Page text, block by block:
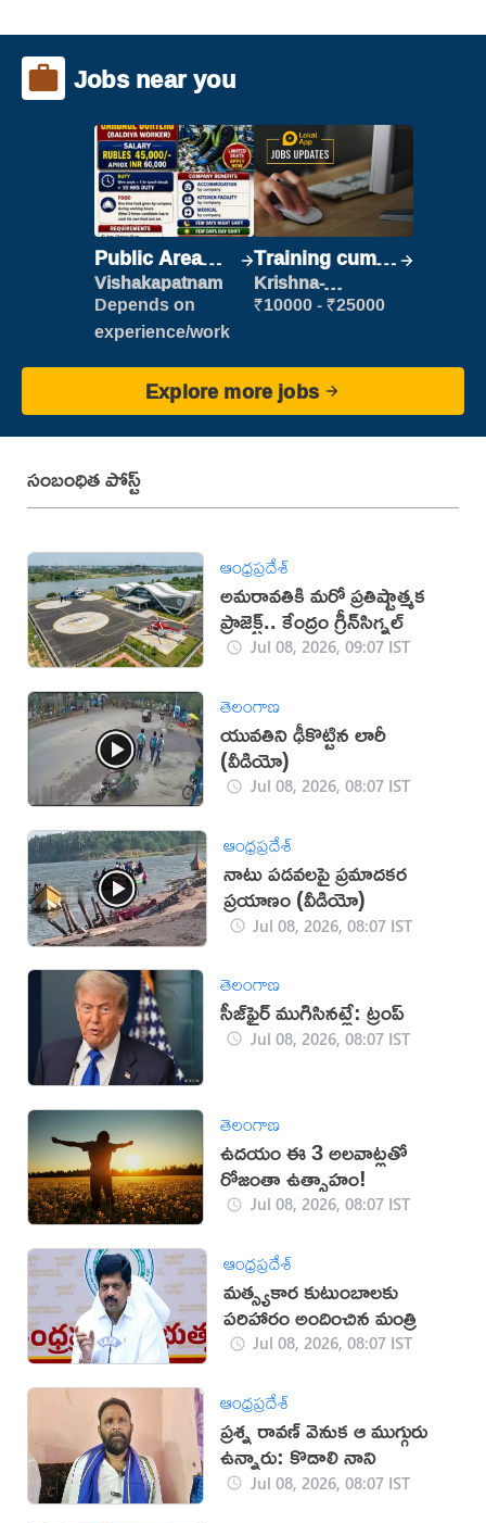
Jobs near you
Public Area
Cleaner
Vishakapatnam
Depends on
experience/work
Training cum
Placement
Krishna-
vijayawada
₹10000 - ₹25000
Explore more jobs
సంబంధిత పోస్ట్
ఆంధ్రప్రదేశ్
అమరావతికి మరో ప్రతిష్టాత్మక
ప్రాజెక్ట్.. కేంద్రం గ్రీన్‌సిగ్నల్
Jul 08, 2026, 09:07 IST
తెలంగాణ
యువతిని ఢీకొట్టిన లారీ
(వీడియో)
Jul 08, 2026, 08:07 IST
ఆంధ్రప్రదేశ్
నాటు పడవలపై ప్రమాదకర
ప్రయాణం (వీడియో)
Jul 08, 2026, 08:07 IST
తెలంగాణ
సీజ్‌ఫైర్ ముగిసినట్లే: ట్రంప్
Jul 08, 2026, 08:07 IST
తెలంగాణ
ఉదయం ఈ 3 అలవాట్లతో
రోజంతా ఉత్సాహం!
Jul 08, 2026, 08:07 IST
ఆంధ్రప్రదేశ్
మత్స్యకార కుటుంబాలకు
పరిహారం అందించిన మంత్రి
Jul 08, 2026, 08:07 IST
ఆంధ్రప్రదేశ్
ప్రశ్న రావణ్ వెనుక ఆ ముగ్గురు
ఉన్నారు: కొడాలి నాని
Jul 08, 2026, 08:07 IST